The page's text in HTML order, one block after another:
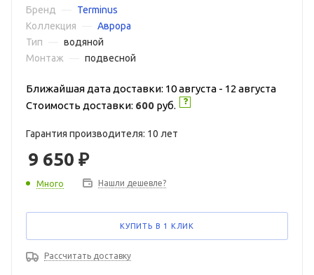
Бренд
Terminus
Коллекция
Аврора
Тип
водяной
Монтаж
подвесной
Ближайшая дата доставки: 10 августа - 12 августа
Стоимость доставки: 600 руб.
Гарантия производителя: 10 лет
9 650 ₽
Много Нашли дешевле?
КУПИТЬ В 1 КЛИК
Рассчитать доставку